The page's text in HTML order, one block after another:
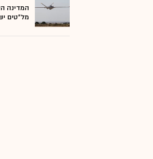
המדינה
מל"טים